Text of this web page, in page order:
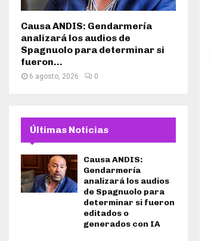
Causa ANDIS: Gendarmería
analizará los audios de
Spagnuolo para determinar si
fueron...
6 agosto, 2026 0
Últimas Noticias
Causa ANDIS:
Gendarmería
analizará los audios
de Spagnuolo para
determinar si fueron
editados o
generados con IA